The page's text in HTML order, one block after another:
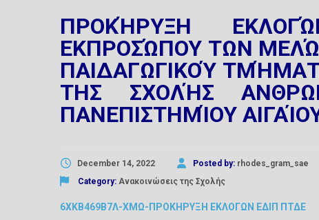
ΠΡΟΚΉΡΥΞΗ
ΕΚΠΡΟΣΏΠΟΥ ΤΩΝ
ΠΑΙΔΑΓΩΓΙΚΟΎ
ΤΗΣ ΣΧΟΛΉΣ
ΠΑΝΕΠΙΣΤΗΜΊΟΥ
December 14, 2022 Posted by: rhodes_gram_sae
Category: Ανακοινώσεις της Σχολής
6ΧΚΒ469Β7Λ-ΧΜΩ-ΠΡΟΚΗΡΥΞΗ ΕΚΛΟΓΩΝ ΕΔΙΠ ΠΤΔΕ